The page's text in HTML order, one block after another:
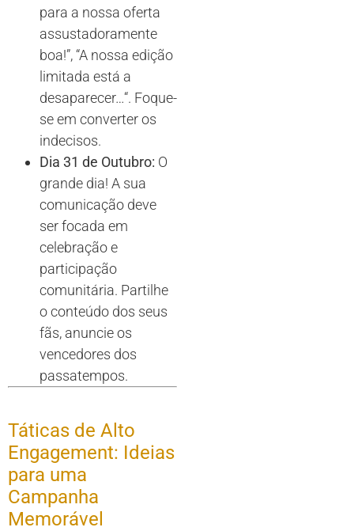
para a nossa oferta
assustadoramente
boa!”, “A nossa edição
limitada está a
desaparecer…“. Foque-
se em converter os
indecisos.
Dia 31 de Outubro: O
grande dia! A sua
comunicação deve
ser focada em
celebração e
participação
comunitária. Partilhe
o conteúdo dos seus
fãs, anuncie os
vencedores dos
passatempos.
Táticas de Alto
Engagement: Ideias
para uma
Campanha
Memorável